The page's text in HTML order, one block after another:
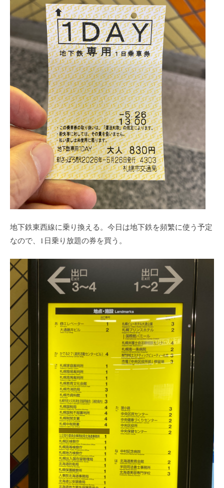
地下鉄東西線に乗り換える。今日は地下鉄を頻繁に使う予定
なので、1日乗り放題の券を買う。